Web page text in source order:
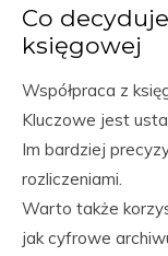
Co
księgowej
Współpraca z
Kluczowe jest
Im bardziej
rozliczeniami.
Warto także
jak cyfrowe